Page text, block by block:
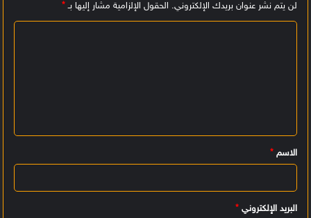
لن يتم نشر عنوان بريدك الإلكتروني. الحقول الإلزامية مشار إليها بـ*
ي
ق
الاسم *
البريد الإلكتروني *